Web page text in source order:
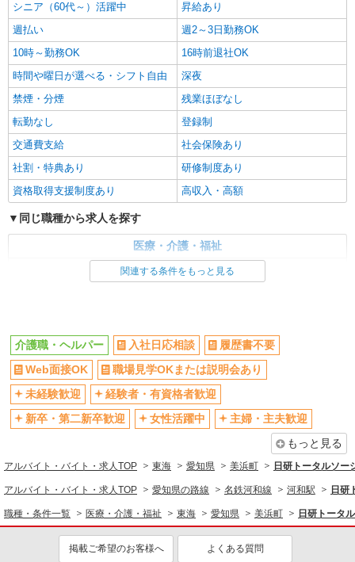
シニア（60代～）活躍中
昇給あり
週払い
週2～3日勤務OK
10時～勤務OK
16時前退社OK
時間や曜日が選べる・シフト自由
深夜
禁煙・分煙
残業ほぼなし
転勤なし
登録制
交通費支給
社会保険あり
社割・特典あり
研修制度あり
資格取得支援制度あり
高収入・高額
同じ職種から求人を探す
医療・介護・福祉
週2～3日勤務OK
深夜
交通費支給
社会保険あり
関連する条件をもっと見る
介護職・ヘルパー 入社日応相談
履歴書不要
Web面接OK
職場見学OKまたは説明会あり
未経験歓迎
経験者・有資格者歓迎
新卒・第二新卒歓迎
女性活躍中
主婦・主夫歓迎
もっと見る
アルバイト・バイト・求人TOP 東海 愛知県 美浜町 日研トータルソ
アルバイト・バイト・求人TOP 愛知県の路線 名鉄河和線 河和駅 日研
職種・条件一覧 医療・介護・福祉 東海 愛知県 美浜町 日研トータ
掲載ご希望のお客様へ よくある質問